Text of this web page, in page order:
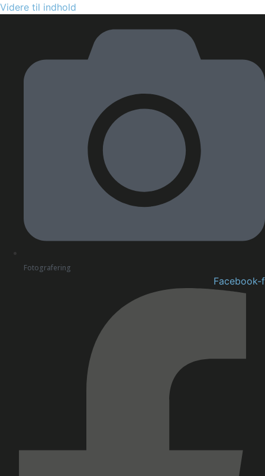
Videre til indhold
Fotografering
Facebook-f